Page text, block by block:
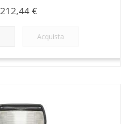
212,44 €
Acquista